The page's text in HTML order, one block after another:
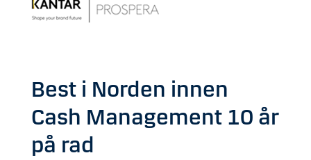
Best i Norden innen
Cash Management 10 år
på rad